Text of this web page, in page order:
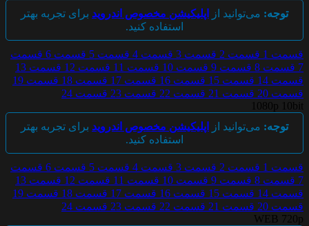
توجه: می‌توانید از اپلیکیشن مخصوص اندروید برای تجربه بهتر
استفاده کنید.
قسمت 1 قسمت 2 قسمت 3 قسمت 4 قسمت 5 قسمت 6
قسمت
7 قسمت 8 قسمت 9 قسمت 10 قسمت 11 قسمت 12
قسمت 13
قسمت 14
قسمت 15 قسمت 16 قسمت 17 قسمت 18
قسمت 19
قسمت 20
قسمت 21 قسمت 22 قسمت 23
قسمت 24
1080p 10bit
توجه: می‌توانید از اپلیکیشن مخصوص اندروید برای تجربه بهتر
استفاده کنید.
قسمت 1 قسمت 2 قسمت 3 قسمت 4 قسمت 5 قسمت 6
قسمت
7 قسمت 8 قسمت 9 قسمت 10 قسمت 11 قسمت 12
قسمت 13
قسمت 14
قسمت 15 قسمت 16 قسمت 17 قسمت 18
قسمت 19
قسمت 20
قسمت 21 قسمت 22 قسمت 23
قسمت 24
WEB 720p